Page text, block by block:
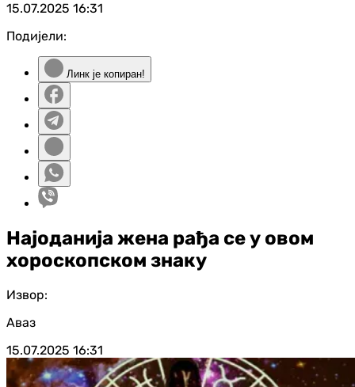
15.07.2025 16:31
Подијели:
Линк је копиран!
Најоданија жена рађа се у овом
хороскопском знаку
Извор:
Аваз
15.07.2025 16:31